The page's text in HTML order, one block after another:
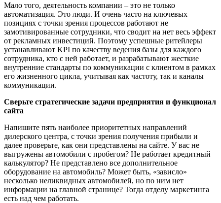
Мало того, деятельность компании – это не только
автоматизация. Это люди. И очень часто на ключевых
позициях с точки зрения процессов работают не
замотивированные сотрудники, что сводит на нет весь эффект
от рекламных инвестиций. Поэтому успешные ритейлеры
устанавливают KPI по качеству ведения базы для каждого
сотрудника, кто с ней работает, и разрабатывают жесткие
внутренние стандарты по коммуникации с клиентом в рамках
его жизненного цикла, учитывая как частоту, так и каналы
коммуникации.
Сверьте стратегические задачи предприятия и функционал
сайта
Напишите пять наиболее приоритетных направлений
дилерского центра, с точки зрения получения прибыли и
далее проверьте, как они представлены на сайте. У вас не
выгружены автомобили с пробегом? Не работает кредитный
калькулятор? Не представлено все дополнительное
оборудование на автомобиль? Может быть, «зависло»
несколько неликвидных автомобилей, но по ним нет
информации на главной странице? Тогда отделу маркетинга
есть над чем работать.